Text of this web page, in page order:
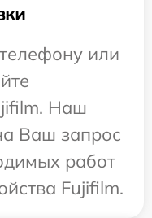
или
Наш
Ваш запрос
работ
Fujifilm.